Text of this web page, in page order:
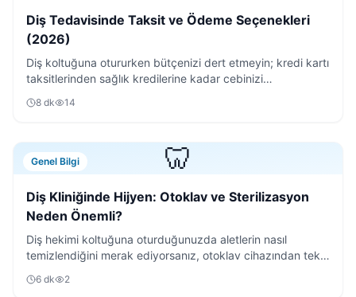
Diş Tedavisinde Taksit ve Ödeme Seçenekleri
(2026)
Diş koltuğuna otururken bütçenizi dert etmeyin; kredi kartı
taksitlerinden sağlık kredilerine kadar cebinizi
8 dk 14
🦷
Genel Bilgi
Diş Kliniğinde Hijyen: Otoklav ve Sterilizasyon
Neden Önemli?
Diş hekimi koltuğuna oturduğunuzda aletlerin nasıl
temizlendiğini merak ediyorsanız, otoklav cihazından tek
6 dk 2